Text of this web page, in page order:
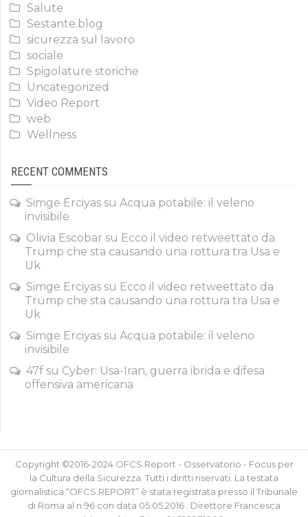
Salute
Sestante.blog
sicurezza sul lavoro
sociale
Spigolature storiche
Uncategorized
Video Report
web
Wellness
RECENT COMMENTS
Simge Erciyas su Acqua potabile: il veleno
invisibile
Olivia Escobar su Ecco il video retweettato da
Trump che sta causando una rottura tra Usa e
Uk
Simge Erciyas su Ecco il video retweettato da
Trump che sta causando una rottura tra Usa e
Uk
Simge Erciyas su Acqua potabile: il veleno
invisibile
47f su Cyber: Usa-Iran, guerra ibrida e difesa
offensiva americana
Copyright ©2016-2024 OFCS.Report - Osservatorio - Focus per
la Cultura della Sicurezza. Tutti i diritti riservati. La testata
giornalistica “OFCS.REPORT” è stata registrata presso il Tribunale
di Roma al n.96 con data 05.05.2016 . Direttore Francesca